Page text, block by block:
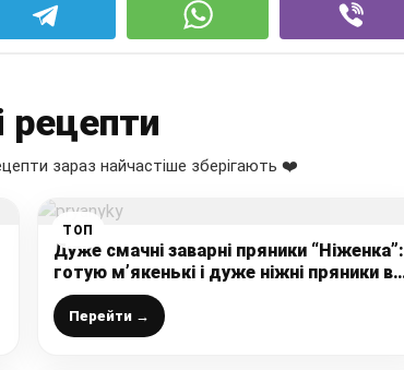
рецепти
зараз найчастіше зберігають ❤️
ТОП
Дуже смачні заварні пряники “Ніженка”:
готую м’якенькі і дуже ніжні пряники в
білковій глазурі для домашнього
чаювання
Перейти →